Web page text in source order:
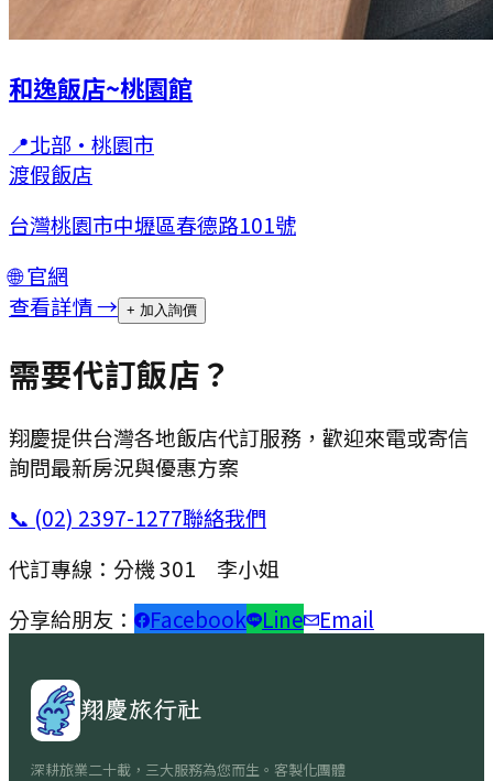
和逸飯店~桃園館
📍北部 · 桃園市
渡假飯店
台灣桃園市中壢區春德路101號
🌐 官網
查看詳情 → + 加入詢價
需要代訂飯店？
翔慶提供台灣各地飯店代訂服務，歡迎來電或寄信
詢問最新房況與優惠方案
📞 (02) 2397-1277聯絡我們
代訂專線：分機301
李小姐
分享給朋友：
Facebook Line Email
翔慶旅行社
深耕旅業二十載，三大服務為您而生。客製化團體